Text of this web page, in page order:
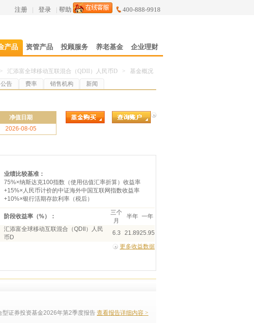
注册 | 登录 | 帮助 400-888-9918
产品 资管产品 投顾服务 养老基金 企业理财
> 汇添富全球移动互联混合（QDII）人民币D > 基金概况
公告 费率 销售机构 新闻
净值日期
2026-08-05
业绩比较基准：
75%×纳斯达克100指数（使用估值汇率折算）收益率
+15%×人民币计价的中证海外中国互联网指数收益率
+10%×银行活期存款利率（税后）
阶段收益率（%）：
三个
月
半年 一年
汇添富全球移动互联混合（QDII）人民
币D
6.3 21.8925.95
更多收益数据
证券投资基金2026年第2季度报告 查看报告详细内容 >